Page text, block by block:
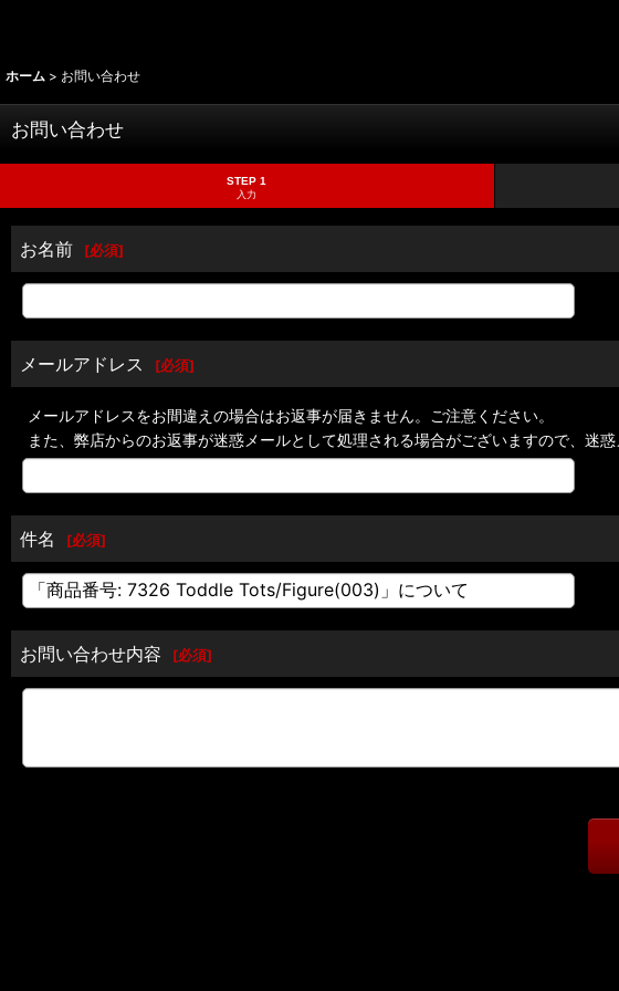
ホーム > お問い合わせ
お問い合わせ
STEP 1
入力
お名前 [必須]
メールアドレス [必須]
メールアドレスをお間違えの場合はお返事が届きません。ご注意ください。
また、弊店からのお返事が迷惑メールとして処理される場合がございますので、迷惑
件名 [必須]
お問い合わせ内容 [必須]